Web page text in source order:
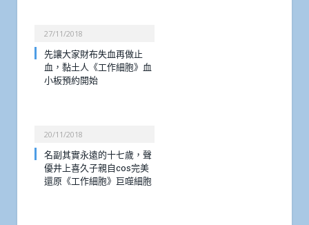
27/11/2018
先讓大家財布失血再做止
血，黏土人《工作細胞》血
小板預約開始
20/11/2018
名副其實永遠的十七歲，聲
優井上喜久子親自cos完美
還原《工作細胞》巨噬細胞